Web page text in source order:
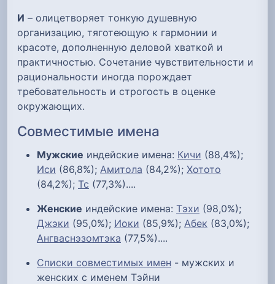
И – олицетворяет тонкую душевную
организацию, тяготеющую к гармонии и
красоте, дополненную деловой хваткой и
практичностью. Сочетание чувствительности и
рациональности иногда порождает
требовательность и строгость в оценке
окружающих.
Совместимые имена
Мужские индейские имена: Кичи (88,4%);
Иси (86,8%); Амитола (84,2%); Хотото
(84,2%); Тс (77,3%)....
Женские индейские имена: Тэхи (98,0%);
Джэки (95,0%); Иоки (85,9%); Абек (83,0%);
Ангваснэзомтэка (77,5%)....
Списки совместимых имен - мужских и
женских с именем Тэйни